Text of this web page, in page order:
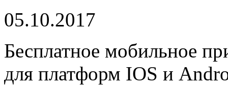
05.10.2017
Бесплатное мобильное
для платформ IOS и